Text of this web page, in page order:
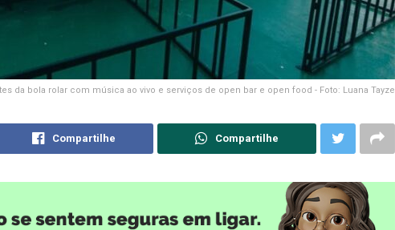
da bola rolar com música ao vivo e serviços de open bar e open food - Foto: Luana Tayze
Compartilhe Compartilhe